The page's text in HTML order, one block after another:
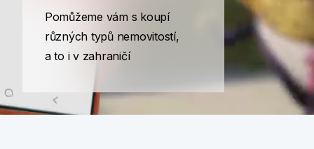
Pomůžeme vám s koupí
různých typů nemovitostí,
a to i v zahraničí